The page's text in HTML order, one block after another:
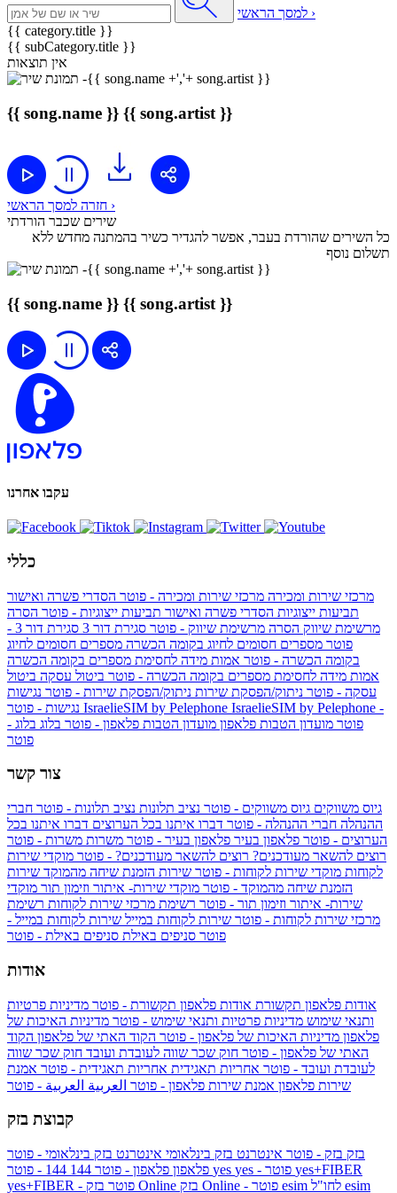
למסך הראשי ›
{{ category.title }}
{{ subCategory.title }}
אין תוצאות
{{ song.name }} {{ song.artist }}
חזרה למסך הראשי ›
שירים שכבר הורדתי
כל השירים שהורדת בעבר, אפשר להגדיר כשיר בהמתנה מחדש ללא
תשלום נוסף
{{ song.name }} {{ song.artist }}
עקבו אחרנו
כללי
מרכזי שירות ומכירה מרכזי שירות ומכירה - פוטר הסדרי פשרה ואישור
תביעות ייצוגיות הסדרי פשרה ואישור תביעות ייצוגיות - פוטר הסרה
מרשימת שיווק הסרה מרשימת שיווק - פוטר סגירת דור 3
סגירת דור 3 -
פוטר מספרים חסומים לחיוג בקומה הכשרה מספרים חסומים לחיוג
בקומה הכשרה - פוטר אמות מידה לחסימת מספרים בקומה הכשרה
אמות מידה לחסימת מספרים בקומה הכשרה - פוטר ביטול עסקה ביטול
עסקה - פוטר ניתוק/הפסקת שירות ניתוק/הפסקת שירות - פוטר נגישות
IsraelieSIM by Pelephone IsraelieSIM by Pelephone -
פוטר מועדון הטבות פלאפון מועדון הטבות פלאפון - פוטר בלוג בלוג -
פוטר
צור קשר
גיוס משווקים גיוס משווקים - פוטר נציב תלונות נציב תלונות - פוטר חברי
ההנהלה חברי ההנהלה - פוטר דברו איתנו בכל הערוצים דברו איתנו בכל
הערוצים - פוטר פלאפון בעיר פלאפון בעיר - פוטר משרות משרות - פוטר
רוצים להשאר מעודכנים? רוצים להשאר מעודכנים? - פוטר מוקדי שירות
לקוחות מוקדי שירות לקוחות - פוטר שירות הזמנת שיחה מהמוקד שירות
הזמנת שיחה מהמוקד - פוטר מוקדי שירות- איתור וזימון תור מוקדי
שירות- איתור וזימון תור - פוטר רשימת מרכזי שירות לקוחות רשימת
מרכזי שירות לקוחות - פוטר שירות לקוחות במייל שירות לקוחות במייל -
פוטר סניפים באילת סניפים באילת - פוטר
אודות
אודות פלאפון תקשורת אודות פלאפון תקשורת - פוטר מדיניות פרטיות
ותנאי שימוש מדיניות פרטיות ותנאי שימוש - פוטר מדיניות האיכות של
פלאפון מדיניות האיכות של פלאפון - פוטר הקוד האתי של פלאפון הקוד
האתי של פלאפון - פוטר חוק שכר שווה לעובדת ועובד חוק שכר שווה
לעובדת ועובד - פוטר אחריות תאגידית אחריות תאגידית - פוטר אמנת
שירות פלאפון אמנת שירות פלאפון - פוטר العربية العربية - פוטר
קבוצת בזק
בזק בזק - פוטר אינטרנט בזק בינלאומי אינטרנט בזק בינלאומי - פוטר
פלאפון פלאפון - פוטר 144 yes
yes+FIBER
yes+FIBER - פוטר בזק Online esim